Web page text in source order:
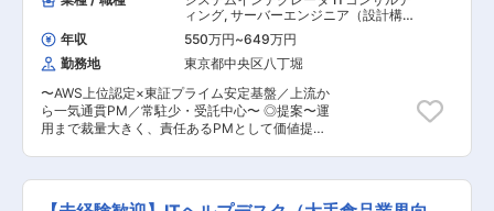
セキュリティを含むインフラ領域の強化を進めて
おります。 ・インフラ、セキュリティ領域を中心
にキャリアを積んでいただく事が可能です。 ・当
社全体のセキュリティ・インフラ領域推進におけ
る注力ソリューションの選定や推進企画等、将来
的なキャリアアップも可能です。 ■総合職と地域
限定職について： 当ポジションは地域限定職とな
能性がございます。（ご希望がない限り、都道府
県を跨ぐ転勤は基本的にございません）ご入社後
や介護支援制度によるリモートワークや休暇取得
の実績も拡大しています。 ■職場環境・風土：
「買う喜び、売る喜び、創る喜びを世界に広げ
る」を基本理念に、Hondaでは数々の製品を創業
から生み出し続けてきました。役員から現場社員
まであらゆる人材が自由な発想で、夢や理想を徹
底的に追求する風土が根付いており、学歴や年齢
に関係なく誰もがフラットに活躍できる職場環境
です。積極的に仕事に向き合い、推進する力のあ
が中途採用で入社し、活躍しています。 ■業界に
ィング, サーバーエンジニア（設計構
築） プロジェクトマネージャー（イン
フラ）
年収 550万円~649万円
勤務地
東京都中央区八丁堀
〜AWS上位認定×東証プライム安定基盤／上流か
ら一気通貫PM／常駐少・受託中心〜 ◎提案〜運
用まで裁量大きく、責任あるPMとして価値提供
据えたキャリア形成 ■募集背景 DX推進やクラウ
ドシフトを背景に、オンプレミスからAWSへの移